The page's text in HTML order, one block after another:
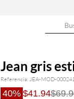
Jean gris
Referencia: JEA-MOD-
40% $41.94